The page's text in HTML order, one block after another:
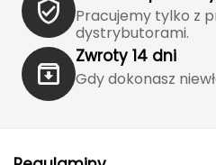
Jetboil
Julbo
K2
Pracujemy tylko z
dystrybutorami.
Zwroty 14 dni
Gdy dokonasz